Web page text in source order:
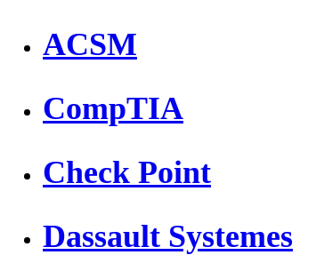
ACSM
CompTIA
Check Point
Dassault Systemes